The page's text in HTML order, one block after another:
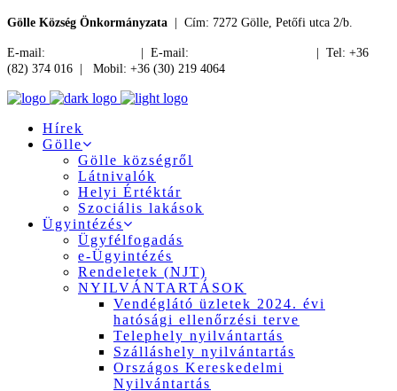
Gölle Község Önkormányzata | Cím: 7272 Gölle, Petőfi utca 2/b.
E-mail: | E-mail:
| Tel: +36
(82) 374 016 | Mobil: +36 (30) 219 4064
Hírek
Gölle
Gölle községről
Látnivalók
Helyi Értéktár
Szociális lakások
Ügyintézés
Ügyfélfogadás
e-Ügyintézés
Rendeletek (NJT)
NYILVÁNTARTÁSOK
Vendéglátó üzletek 2024. évi
hatósági ellenőrzési terve
Telephely nyilvántartás
Szálláshely nyilvántartás
Országos Kereskedelmi
Nyilvántartás